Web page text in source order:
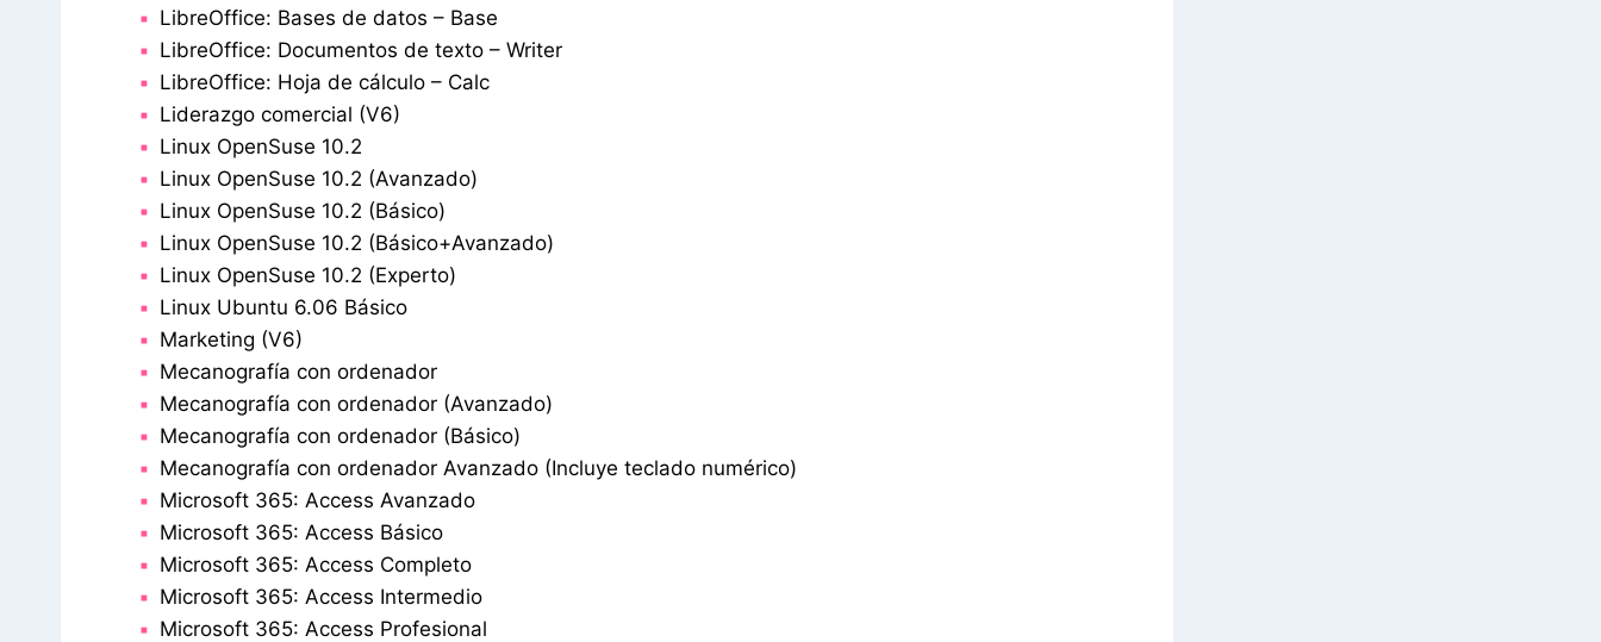
LibreOffice: Bases de datos – Base
LibreOffice: Documentos de texto – Writer
LibreOffice: Hoja de cálculo – Calc
Liderazgo comercial (V6)
Linux OpenSuse 10.2
Linux OpenSuse 10.2 (Avanzado)
Linux OpenSuse 10.2 (Básico)
Linux OpenSuse 10.2 (Básico+Avanzado)
Linux OpenSuse 10.2 (Experto)
Linux Ubuntu 6.06 Básico
Marketing (V6)
Mecanografía con ordenador
Mecanografía con ordenador (Avanzado)
Mecanografía con ordenador (Básico)
Mecanografía con ordenador Avanzado (Incluye teclado numérico)
Microsoft 365: Access Avanzado
Microsoft 365: Access Básico
Microsoft 365: Access Completo
Microsoft 365: Access Intermedio
Microsoft 365: Access Profesional